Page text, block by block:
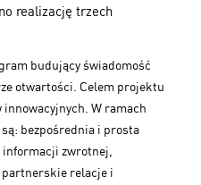
realizację trzech
budujący świadomość
otwartości. Celem projektu
W ramach
bezpośrednia i prosta
zwrotnej,
partnerskie relacje i